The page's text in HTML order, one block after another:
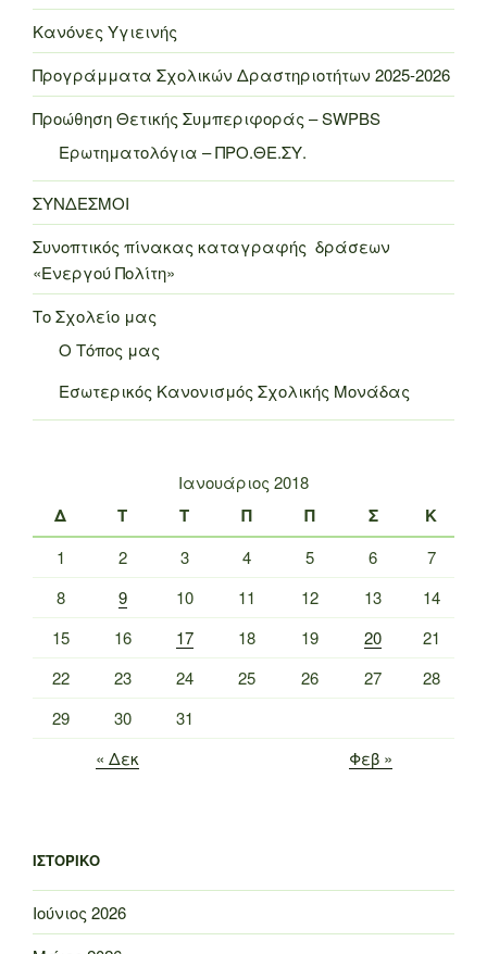
Κανόνες Υγιεινής
Προγράμματα Σχολικών Δραστηριοτήτων 2025-2026
Προώθηση Θετικής Συμπεριφοράς – SWPBS
Ερωτηματολόγια – ΠΡΟ.ΘΕ.ΣΥ.
ΣΥΝΔΕΣΜΟΙ
Συνοπτικός πίνακας καταγραφής δράσεων
«Ενεργού Πολίτη»
Το Σχολείο μας
Ο Τόπος μας
Εσωτερικός Κανονισμός Σχολικής Μονάδας
Ιανουάριος 2018
Δ Τ Τ Π Π Σ Κ
1 2 3 4 5 6
7
8
9 10 11 12 13
14
15
16 17 18 19 20
21
22
23 24 25 26 27
28
29
30
31
« Δεκ
Φεβ »
ΙΣΤΟΡΙΚΌ
Ιούνιος 2026